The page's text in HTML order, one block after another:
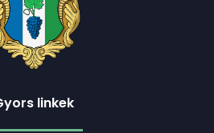
linkek